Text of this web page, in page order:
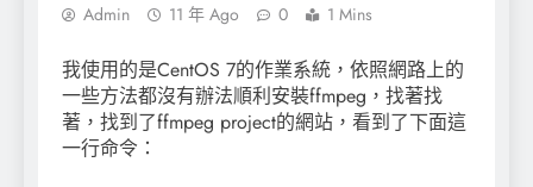
Admin 11 年 Ago 0 1 Mins
我使用的是CentOS 7的作業系統，依照網路上的
一些方法都沒有辦法順利安裝ffmpeg，找著找
著，找到了ffmpeg project的網站，看到了下面這
一行命令：